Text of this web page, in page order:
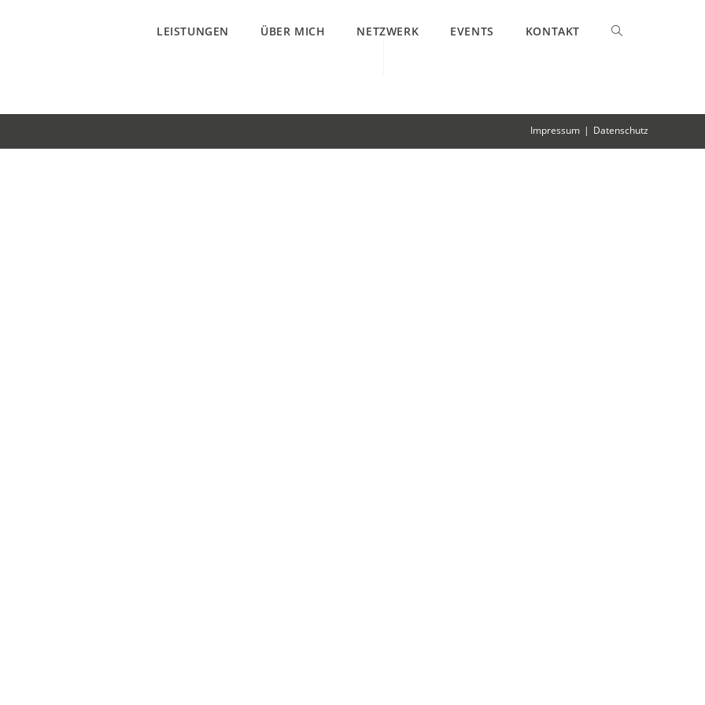
LEISTUNGEN ÜBER MICH NETZWERK EVENTS KONTAKT WEBSITE-
UMSCHALTEN
Impressum Datenschutz